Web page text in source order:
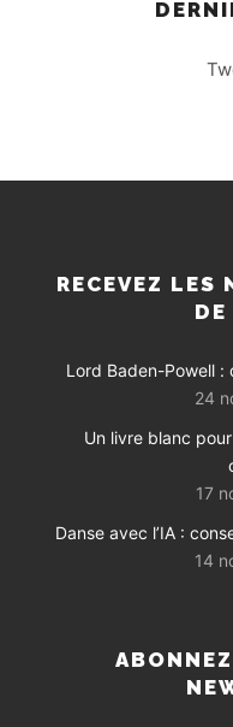
RECEVEZ LES
DE
Lord Baden-Powell :
24
Un livre blanc
17
Danse avec l’IA :
14